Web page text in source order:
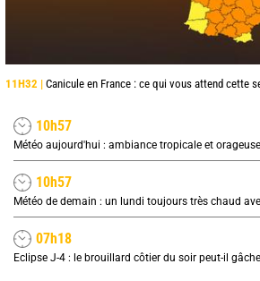
11H32 | Canicule en France : ce qui vous attend cette
10h57
Météo aujourd'hui : ambiance tropicale et
10h57
07h18